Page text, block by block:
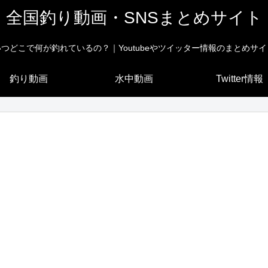
全国釣り動画・SNSまとめサイト
どこで何が釣れているの？｜Youtubeやツイッター情報のまとめサイ
釣り動画 水中動画 Twitter情報